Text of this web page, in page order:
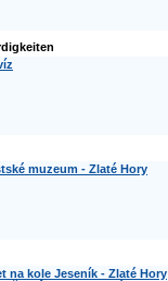
muzeum - Zlaté Hory
na kole Jeseník - Zlaté Hory